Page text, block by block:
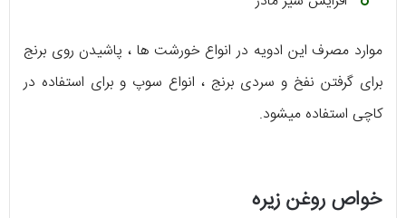
موارد مصرف این ادویه در انواع خورشت ها ، پاشیدن روی برنج
برای گرفتن نفخ و سردی برنج ، انواع سوپ و برای استفاده در
کاچی استفاده میشود.
خواص روغن زیره